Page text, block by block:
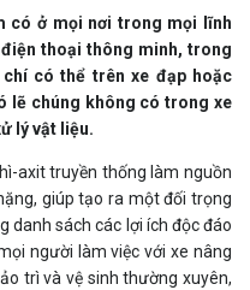
có ở mọi nơi trong mọi lĩnh
thoại thông minh, trong
có thể trên xe đạp hoặc
lẽ chúng không có trong xe
lý vật liệu.
axit truyền thống làm nguồn
giúp tạo ra một đối trọng
danh sách các lợi ích độc đáo
người làm việc với xe nâng
trì và vệ sinh thường xuyên,